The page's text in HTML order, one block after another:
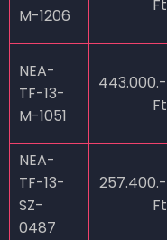
M-1206
Ft
NEA-
TF-13-
M-1051
443.000.-
Ft
NEA-
TF-13-
SZ-
0487
257.400.-
Ft